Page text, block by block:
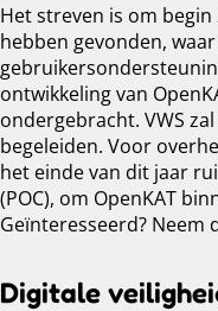
Het streven is om
hebben gevonden,
ontwikkeling van
ondergebracht. VWS
begeleiden. Voor
het einde van dit jaar
(POC), om OpenKAT
Geïnteresseerd?
Digitale